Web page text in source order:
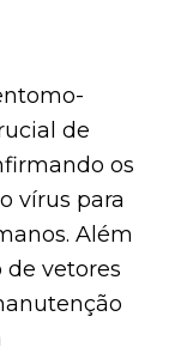
de
os
vírus para
Além
vetores